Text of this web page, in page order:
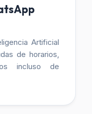
Artificial
de horarios,
incluso de